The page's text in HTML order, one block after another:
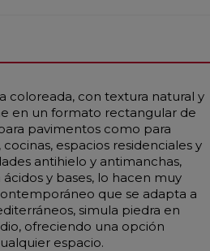
coloreada, con textura natural y
en un formato rectangular de
pavimentos como para
espacios residenciales y
antihielo y antimanchas,
y bases, lo hacen muy
que se adapta a
simula piedra en
ofreciendo una opción
espacio.